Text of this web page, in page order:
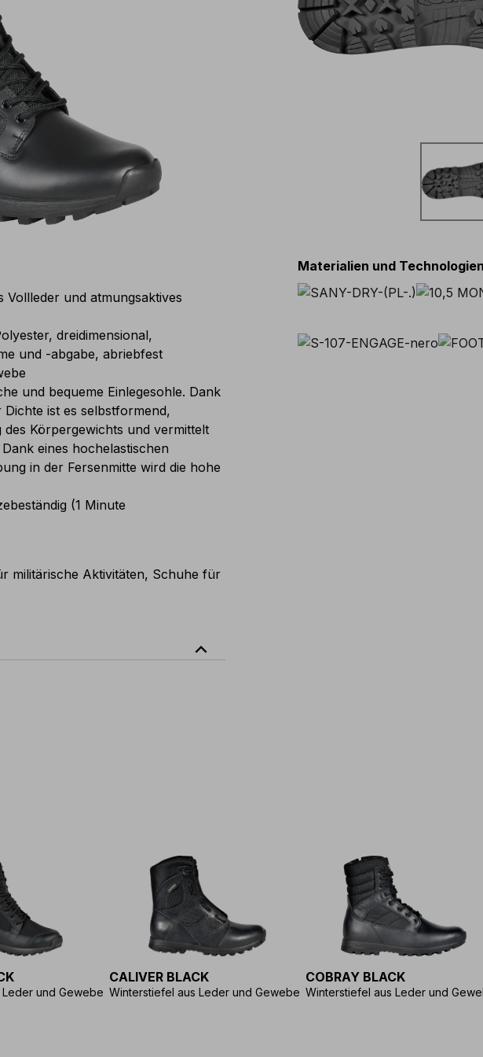
Vollleder und atmungsaktives
dreidimensional,
und -abgabe, abriebfest
und bequeme Einlegesohle. Dank
ist es selbstformend,
Körpergewichts und vermittelt
eines hochelastischen
in der Fersenmitte wird die hohe
(1 Minute
militärische Aktivitäten, Schuhe für
expand_less
Materialien und Technologien
und Gewebe
CALIVER BLACK
Winterstiefel aus Leder und Gewebe
COBRAY BLACK
Winterstiefel aus Leder und